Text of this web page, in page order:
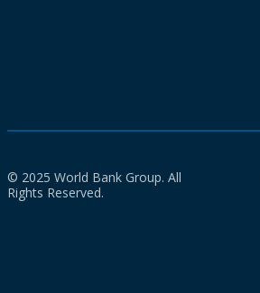
© 2025 World Bank Group. All
Rights Reserved.